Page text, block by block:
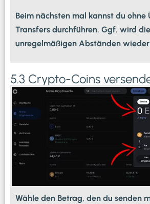
Beim nächsten mal kannst du ohne
Transfers durchführen. Ggf. wird
unregelmäßigen Abständen
5.3 Crypto-Coins
Wähle den Betrag, den du senden